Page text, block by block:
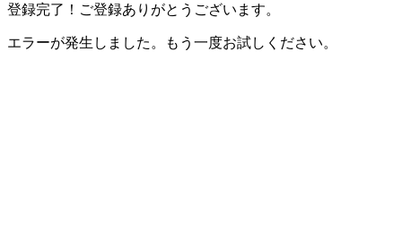
登録完了！ご登録ありがとうございます。
エラーが発生しました。もう一度お試しください。